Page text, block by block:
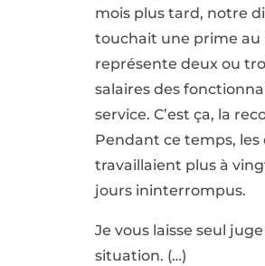
mois plus tard, notre
touchait une prime au
représente deux ou
salaires des
service. C’est ça, la
Pendant ce temps, les
travaillaient plus à
jours ininterrompus.
Je vous laisse seul
situation. (…)